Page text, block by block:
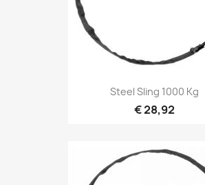
Snel bekijken
Steel Sling 1000 Kg
€ 28,92